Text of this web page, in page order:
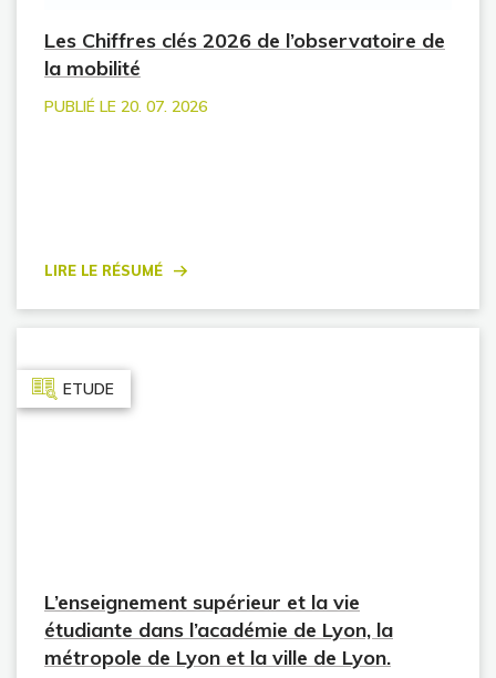
Les Chiffres clés 2026 de l’observatoire de
la mobilité
PUBLIÉ LE 20. 07. 2026
Lire le résumé
ETUDE
L’enseignement supérieur et la vie
étudiante dans l’académie de Lyon, la
métropole de Lyon et la ville de Lyon.